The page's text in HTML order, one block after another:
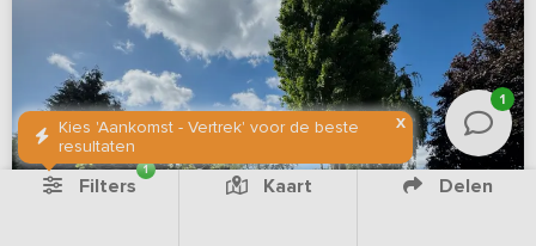
X
Kies 'Aankomst - Vertrek' voor de beste
resultaten
1
Filters
1
Kaart Delen